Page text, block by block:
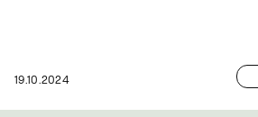
19.10.2024
ZARĘBY „PIES PAWŁOWA” W GALERII